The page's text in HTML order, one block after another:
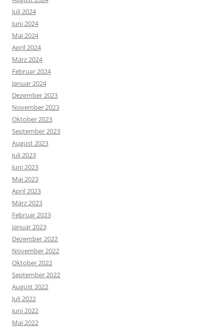
Juli 2024
Juni 2024
Mai 2024
April 2024
März 2024
Februar 2024
Januar 2024
Dezember 2023
November 2023
Oktober 2023
September 2023
August 2023
Juli 2023
Juni 2023
Mai 2023
April 2023
März 2023
Februar 2023
Januar 2023
Dezember 2022
November 2022
Oktober 2022
September 2022
August 2022
Juli 2022
Juni 2022
Mai 2022